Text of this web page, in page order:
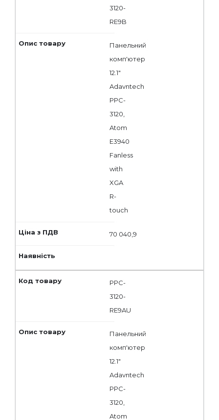
3120-
RE9B
Панельний
комп'ютер
12.1"
Adavntech
PPC-
3120,
Atom
E3940
Fanless
with
XGA
R-
touch
70 040,9
PPC-
3120-
RE9AU
Панельний
комп'ютер
12.1"
Adavntech
PPC-
3120,
Atom